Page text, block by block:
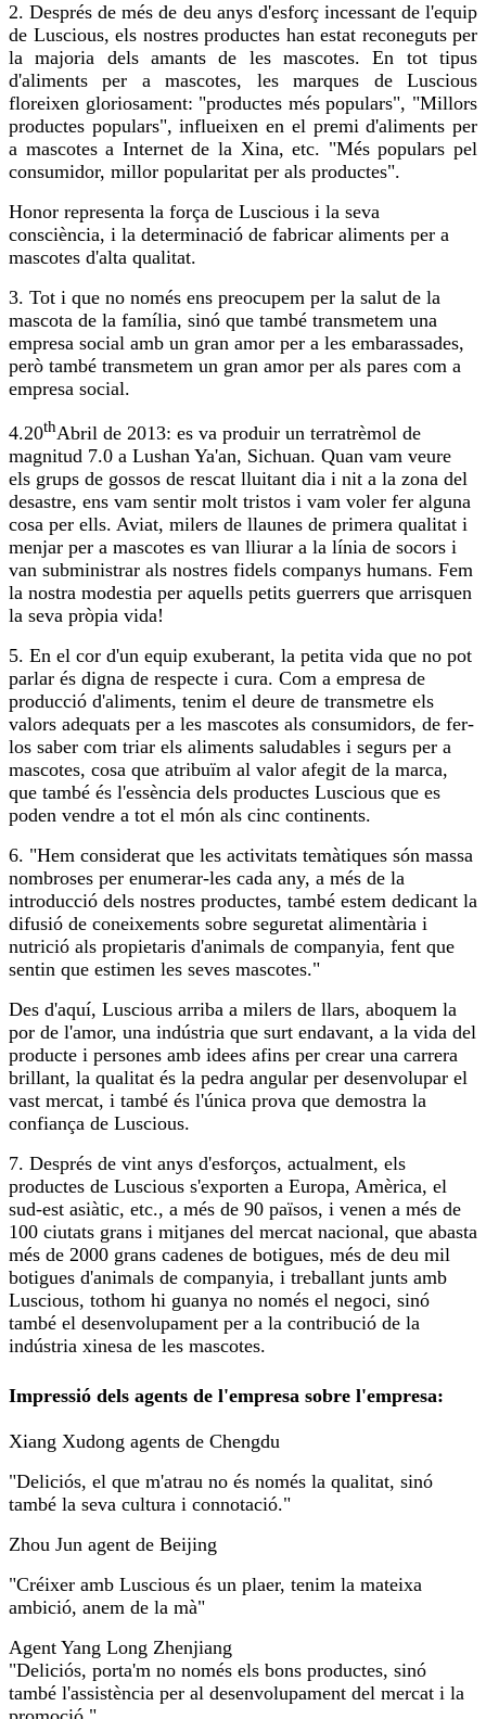
2. Després de més de deu anys d'esforç incessant de l'equip
de Luscious, els nostres productes han estat reconeguts per
la majoria dels amants de les mascotes. En tot tipus
d'aliments per a mascotes, les marques de Luscious
floreixen gloriosament: "productes més populars", "Millors
productes populars", influeixen en el premi d'aliments per
a mascotes a Internet de la Xina, etc. "Més populars pel
consumidor, millor popularitat per als productes".
Honor representa la força de Luscious i la seva
consciència, i la determinació de fabricar aliments per a
mascotes d'alta qualitat.
3. Tot i que no només ens preocupem per la salut de la
mascota de la família, sinó que també transmetem una
empresa social amb un gran amor per a les embarassades,
però també transmetem un gran amor per als pares com a
empresa social.
4.20thAbril de 2013: es va produir un terratrèmol de
magnitud 7.0 a Lushan Ya'an, Sichuan. Quan vam veure
els grups de gossos de rescat lluitant dia i nit a la zona del
desastre, ens vam sentir molt tristos i vam voler fer alguna
cosa per ells. Aviat, milers de llaunes de primera qualitat i
menjar per a mascotes es van lliurar a la línia de socors i
van subministrar als nostres fidels companys humans. Fem
la nostra modestia per aquells petits guerrers que arrisquen
la seva pròpia vida!
5. En el cor d'un equip exuberant, la petita vida que no pot
parlar és digna de respecte i cura. Com a empresa de
producció d'aliments, tenim el deure de transmetre els
valors adequats per a les mascotes als consumidors, de fer-
los saber com triar els aliments saludables i segurs per a
mascotes, cosa que atribuïm al valor afegit de la marca,
que també és l'essència dels productes Luscious que es
poden vendre a tot el món als cinc continents.
6. "Hem considerat que les activitats temàtiques són massa
nombroses per enumerar-les cada any, a més de la
introducció dels nostres productes, també estem dedicant la
difusió de coneixements sobre seguretat alimentària i
nutrició als propietaris d'animals de companyia, fent que
sentin que estimen les seves mascotes."
Des d'aquí, Luscious arriba a milers de llars, aboquem la
por de l'amor, una indústria que surt endavant, a la vida del
producte i persones amb idees afins per crear una carrera
brillant, la qualitat és la pedra angular per desenvolupar el
vast mercat, i també és l'única prova que demostra la
confiança de Luscious.
7. Després de vint anys d'esforços, actualment, els
productes de Luscious s'exporten a Europa, Amèrica, el
sud-est asiàtic, etc., a més de 90 països, i venen a més de
100 ciutats grans i mitjanes del mercat nacional, que abasta
més de 2000 grans cadenes de botigues, més de deu mil
botigues d'animals de companyia, i treballant junts amb
Luscious, tothom hi guanya no només el negoci, sinó
també el desenvolupament per a la contribució de la
indústria xinesa de les mascotes.
Impressió dels agents de l'empresa sobre l'empresa:
Xiang Xudong agents de Chengdu
"Deliciós, el que m'atrau no és només la qualitat, sinó
també la seva cultura i connotació."
Zhou Jun agent de Beijing
"Créixer amb Luscious és un plaer, tenim la mateixa
ambició, anem de la mà"
Agent Yang Long Zhenjiang
"Deliciós, porta'm no només els bons productes, sinó
també l'assistència per al desenvolupament del mercat i la